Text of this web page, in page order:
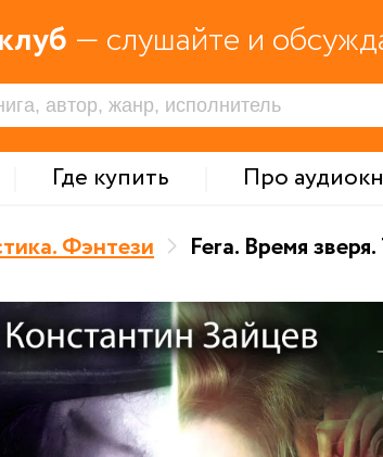
— слушайте и
Где купить Про
Фэнтези
Fera. Время зверя.